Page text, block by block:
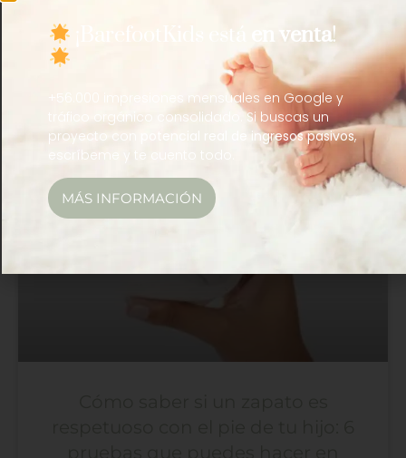
Inescop lanza el sello “Soft
Barefoot”: qué significa y por qué
nos parece importante
16/06/2026
Calzado Respetuoso
¡BarefootKids está en venta!
+56.000 impresiones mensuales en Google y
tráfico orgánico consolidado. Si buscas un
proyecto con
potencial real de ingresos pasivos,
escríbeme y te cuento todo.
MÁS INFORMACIÓN